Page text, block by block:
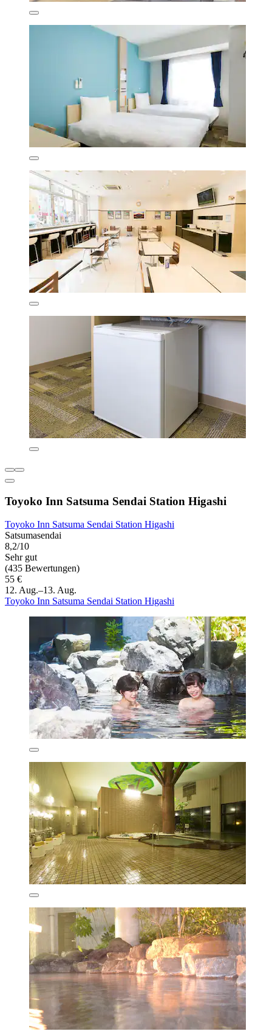
Toyoko Inn Satsuma Sendai Station Higashi
Toyoko Inn Satsuma Sendai Station Higashi
Satsumasendai
8,2/10
Sehr gut
(435 Bewertungen)
55 €
12. Aug.–13. Aug.
Toyoko Inn Satsuma Sendai Station Higashi